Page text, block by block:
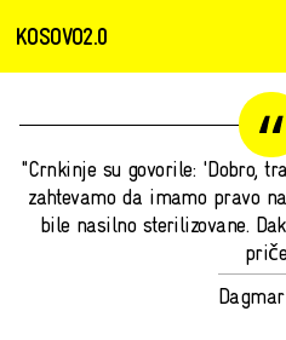
KOSOVO2.0
"Crnkinje su govorile: 'Dobro,
zahtevamo da imamo pravo
bile nasilno sterilizovane.